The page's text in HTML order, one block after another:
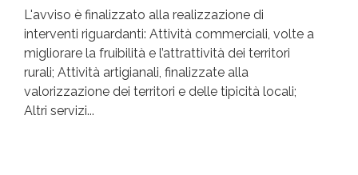
L'avviso è finalizzato alla realizzazione di
interventi riguardanti: Attività commerciali, volte a
migliorare la fruibilità e l’attrattività dei territori
rurali; Attività artigianali, finalizzate alla
valorizzazione dei territori e delle tipicità locali;
Altri servizi...